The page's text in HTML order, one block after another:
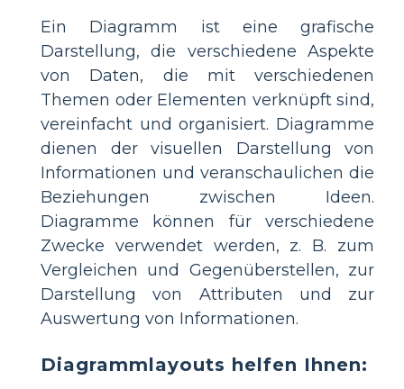
Ein Diagramm ist eine grafische
Darstellung, die verschiedene Aspekte
von Daten, die mit verschiedenen
Themen oder Elementen verknüpft sind,
vereinfacht und organisiert. Diagramme
dienen der visuellen Darstellung von
Informationen und veranschaulichen die
Beziehungen zwischen Ideen.
Diagramme können für verschiedene
Zwecke verwendet werden, z. B. zum
Vergleichen und Gegenüberstellen, zur
Darstellung von Attributen und zur
Auswertung von Informationen.
Diagrammlayouts helfen Ihnen: